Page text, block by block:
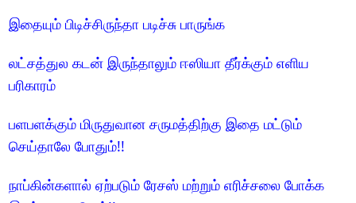
இதையும் பிடிச்சிருந்தா படிச்சு பாருங்க
லட்சத்துல கடன் இருந்தாலும் ஈஸியா தீர்க்கும் எளிய
பரிகாரம்
பளபளக்கும் மிருதுவான சருமத்திற்கு இதை மட்டும்
செய்தாலே போதும்!!
நாப்கின்களால் ஏற்படும் ரேசஸ் மற்றும் எரிச்சலை போக்க